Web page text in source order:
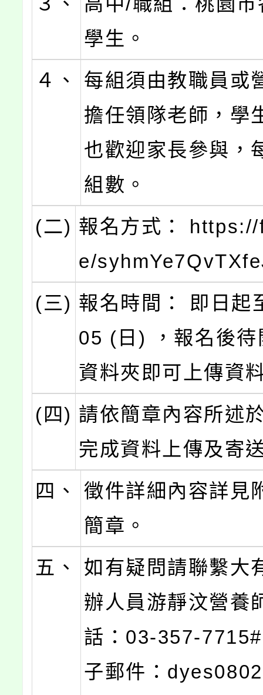
學生。
４、
每組須由教職員或
擔任領隊老師，學
也歡迎家長參與，
組數。
(二) 報名方式：
e/
(三) 報名時間： 即日起
05 (日) ，報名後待
資料夾即可上傳資
(四) 請依簡章內容所述
完成資料上傳及寄
四、
徵件詳細內容詳見
簡章。
五、
如有疑問請聯繫大
辦人員游靜汶營養
話：03-357-
子郵件：